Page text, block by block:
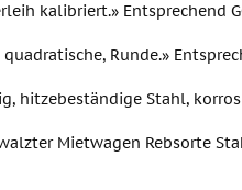
kalibriert.» Entsprechend
Runde.»
hitzebeständige Stahl,
Mietwagen Rebsorte